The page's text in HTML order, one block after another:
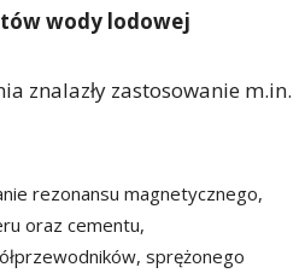
wody lodowej
znalazły zastosowanie m.in.
rezonansu magnetycznego,
oraz cementu,
sprężonego